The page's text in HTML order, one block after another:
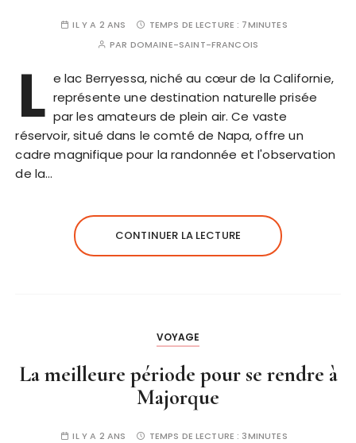
IL Y A 2 ANS TEMPS DE LECTURE : 7MINUTES
PAR DOMAINE-SAINT-FRANCOIS
L e lac Berryessa, niché au cœur de la Californie,
représente une destination naturelle prisée
par les amateurs de plein air. Ce vaste
réservoir, situé dans le comté de Napa, offre un
cadre magnifique pour la randonnée et l'observation
de la…
CONTINUER LA LECTURE
VOYAGE
La meilleure période pour se rendre à
Majorque
IL Y A 2 ANS TEMPS DE LECTURE : 3MINUTES